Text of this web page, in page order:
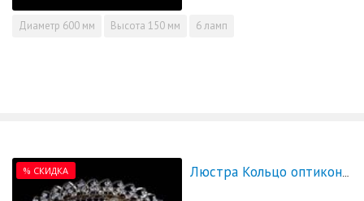
Диаметр 600 мм Высота 150 мм 6 ламп
% СКИДКА